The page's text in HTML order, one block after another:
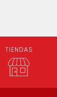
TIENDAS